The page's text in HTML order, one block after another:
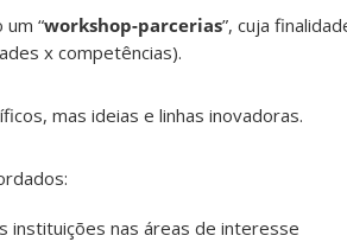
“workshop-parcerias”, cuja
x competências).
mas ideias e linhas inovadoras.
instituições nas áreas de interesse